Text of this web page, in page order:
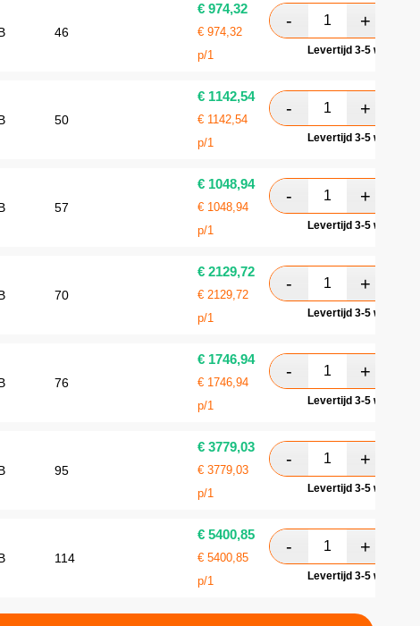
46
€ 974,32
€ 974,32
p/1
Levertijd 3-5
50
€ 1142,54
€ 1142,54
p/1
Levertijd 3-5
57
€ 1048,94
€ 1048,94
p/1
Levertijd 3-5
70
€ 2129,72
€ 2129,72
p/1
Levertijd 3-5
76
€ 1746,94
€ 1746,94
p/1
Levertijd 3-5
95
€ 3779,03
€ 3779,03
p/1
Levertijd 3-5
114
€ 5400,85
€ 5400,85
p/1
Levertijd 3-5